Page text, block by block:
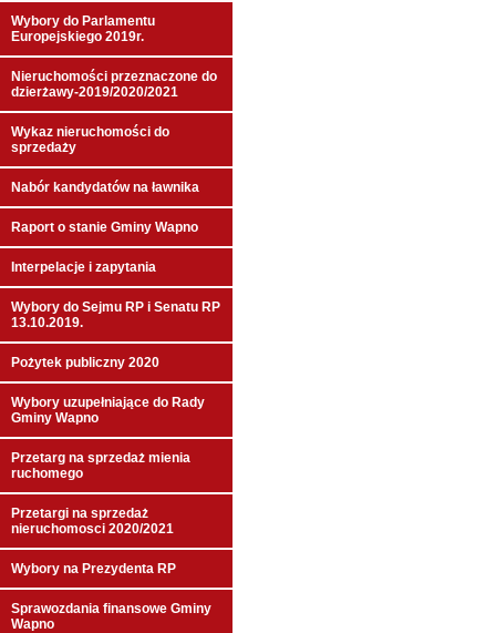
Wybory do Parlamentu
Europejskiego 2019r.
Nieruchomości przeznaczone do
dzierżawy-2019/2020/2021
Wykaz nieruchomości do
sprzedaży
Nabór kandydatów na ławnika
Raport o stanie Gminy Wapno
Interpelacje i zapytania
Wybory do Sejmu RP i Senatu RP
13.10.2019.
Pożytek publiczny 2020
Wybory uzupełniające do Rady
Gminy Wapno
Przetarg na sprzedaż mienia
ruchomego
Przetargi na sprzedaż
nieruchomosci 2020/2021
Wybory na Prezydenta RP
Sprawozdania finansowe Gminy
Wapno